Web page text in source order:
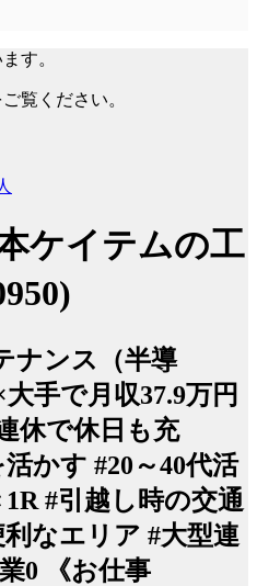
す。
覧ください。
ケイテムの工
ナンス（半導
手で月収37.9万円
休で休日も充
かす #20～40代活
#引越し時の交通
なエリア #大型連
0 《お仕事